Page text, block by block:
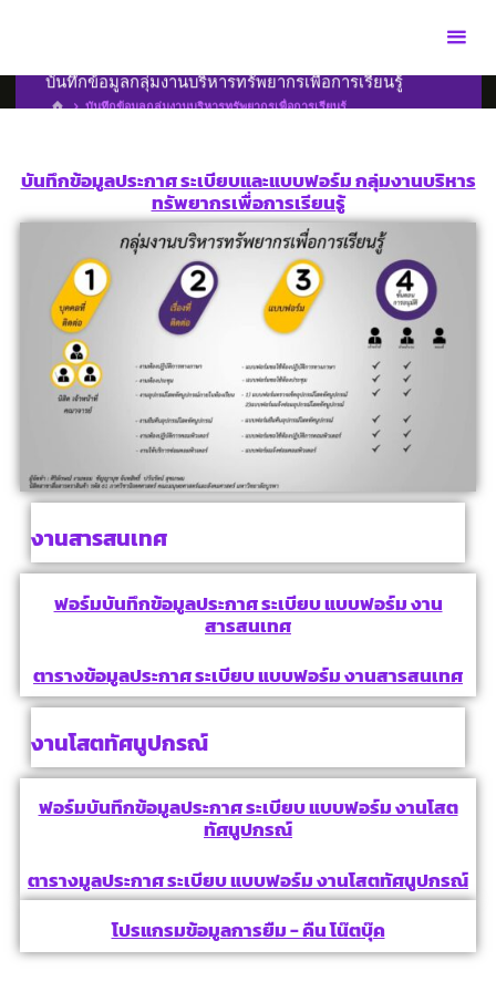
บันทึกข้อมูลกลุ่มงานบริหารทรัพยากรเพื่อการเรียนรู้
บันทึกข้อมูลกลุ่มงานบริหารทรัพยากรเพื่อการเรียนรู้
บันทึกข้อมูลประกาศ ระเบียบและแบบฟอร์ม กลุ่มงานบริหาร
ทรัพยากรเพื่อการเรียนรู้
งานสารสนเทศ
ฟอร์มบันทึกข้อมูลประกาศ ระเบียบ แบบฟอร์ม งาน
สารสนเทศ
ตารางข้อมูลประกาศ ระเบียบ แบบฟอร์ม งานสารสนเทศ
งานโสตทัศนูปกรณ์
ฟอร์มบันทึกข้อมูลประกาศ ระเบียบ แบบฟอร์ม งานโสต
ทัศนูปกรณ์
ตารางมูลประกาศ ระเบียบ แบบฟอร์ม งานโสตทัศนูปกรณ์
โปรแกรมข้อมูลการยืม - คืน โน๊ตบุ๊ค